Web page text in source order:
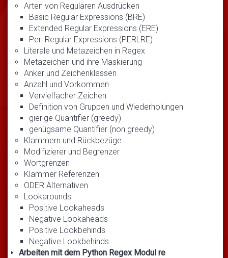
Arten von Regulären Ausdrücken
Basic Regular Expressions (BRE)
Extended Regular Expressions (ERE)
Perl Regular Expressions (PERLRE)
Literale und Metazeichen in Regex
Metazeichen und ihre Maskierung
Anker und Zeichenklassen
Anzahl und Vorkommen
Vervielfacher Zeichen
Definition von Gruppen und Wiederholungen
gierige Quantifier (greedy)
genügsame Quantifier (non greedy)
Klammern und Rückbezüge
Modifizierer und Begrenzer
Wortgrenzen
Klammer Referenzen
ODER Alternativen
Lookarounds
Positive Lookaheads
Negative Lookaheads
Positive Lookbehinds
Negative Lookbehinds
Arbeiten mit dem Python Regex Modul re